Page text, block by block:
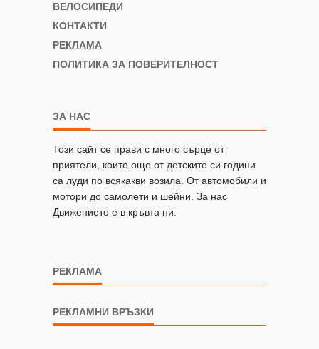
ВЕЛОСИПЕДИ
КОНТАКТИ
РЕКЛАМА
ПОЛИТИКА ЗА ПОВЕРИТЕЛНОСТ
ЗА НАС
Този сайт се прави с много сърце от
приятели, които още от детските си години
са луди по всякакви возила. От автомобили и
мотори до самолети и шейни. За нас
Движението е в кръвта ни.
РЕКЛАМА
РЕКЛАМНИ ВРЪЗКИ